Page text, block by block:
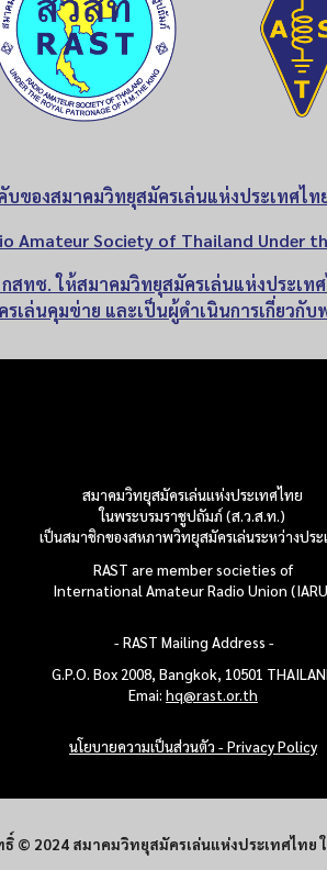
ของสมาคมวิทยุสมัครเล่นแห่งประเทศไ
Amateur Society of Thailand Under
กสทช. ให้สมาคมวิทยุสมัครเล่นแห่งประเท
เล่นคุมข่าย และเป็นผู้ดำเนินการเกี่ยวกั
สมาคมวิทยุสมัครเล่นแห่งประเทศไทย
ในพระบรมราชูปถัมภ์ (ส.ว.ส.ท.)
เป็นสมาชิกของสหภาพวิทยุสมัครเล่นระหว่างประ
RAST are member societies of
International Amateur Radio Union
- RAST Mailing Address -
G.P.O. Box 2008, Bangkok, 10501
Emai: hq@rast.or.th
นโยบายความเป็นส่วนตัว - Privacy Policy
ธิ์ © 2024สมาคมวิทยุสมัครเล่นแห่งประเทศไทย